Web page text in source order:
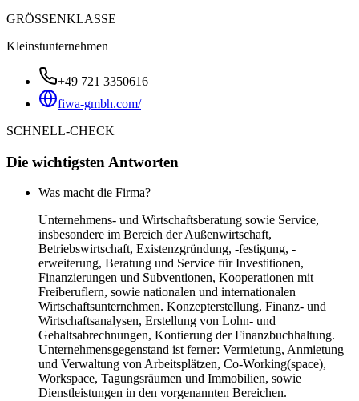
GRÖSSENKLASSE
Kleinstunternehmen
+49 721 3350616
fiwa-gmbh.com/
SCHNELL-CHECK
Die wichtigsten Antworten
Was macht die Firma?
Unternehmens- und Wirtschaftsberatung sowie Service,
insbesondere im Bereich der Außenwirtschaft,
Betriebswirtschaft, Existenzgründung, -festigung, -
erweiterung, Beratung und Service für Investitionen,
Finanzierungen und Subventionen, Kooperationen mit
Freiberuflern, sowie nationalen und internationalen
Wirtschaftsunternehmen. Konzepterstellung, Finanz- und
Wirtschaftsanalysen, Erstellung von Lohn- und
Gehaltsabrechnungen, Kontierung der Finanzbuchhaltung.
Unternehmensgegenstand ist ferner: Vermietung, Anmietung
und Verwaltung von Arbeitsplätzen, Co-Working(space),
Workspace, Tagungsräumen und Immobilien, sowie
Dienstleistungen in den vorgenannten Bereichen.